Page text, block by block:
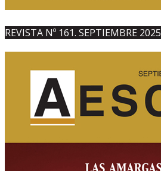
REVISTA Nº 161. SEPTIEMBRE 2025